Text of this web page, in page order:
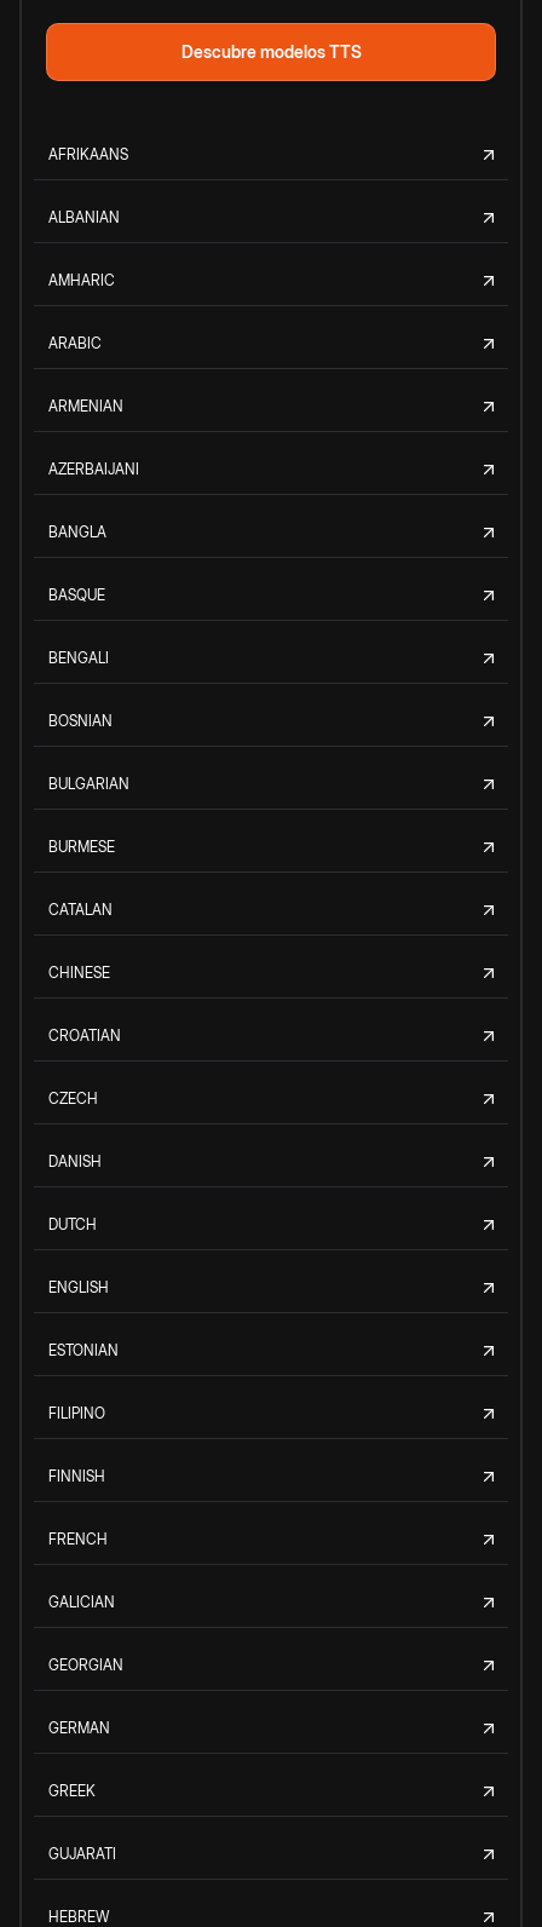
Descubre modelos TTS
AFRIKAANS
ALBANIAN
AMHARIC
ARABIC
ARMENIAN
AZERBAIJANI
BANGLA
BASQUE
BENGALI
BOSNIAN
BULGARIAN
BURMESE
CATALAN
CHINESE
CROATIAN
CZECH
DANISH
DUTCH
ENGLISH
ESTONIAN
FILIPINO
FINNISH
FRENCH
GALICIAN
GEORGIAN
GERMAN
GREEK
GUJARATI
HEBREW